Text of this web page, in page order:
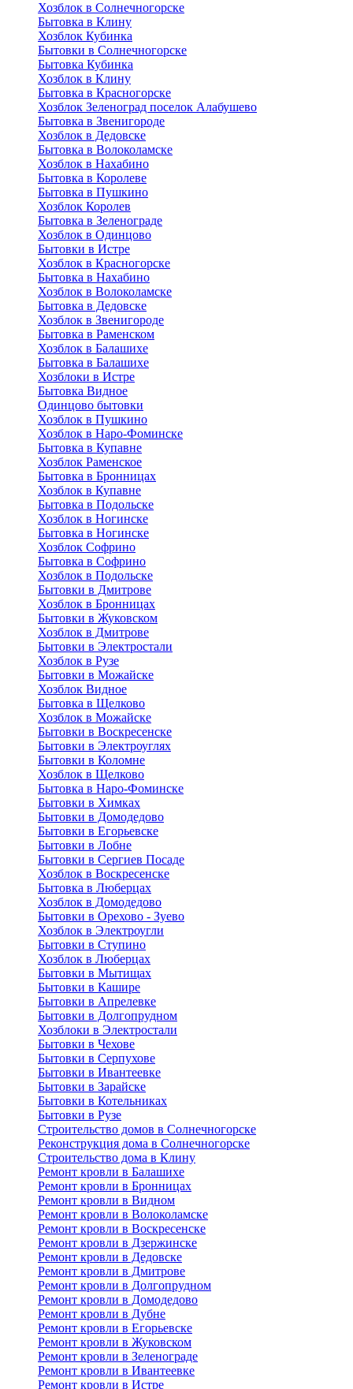
Хозблок в Солнечногорске
Бытовка в Клину
Хозблок Кубинка
Бытовки в Солнечногорске
Бытовка Кубинка
Хозблок в Клину
Бытовка в Красногорске
Хозблок Зеленоград поселок Алабушево
Бытовка в Звенигороде
Хозблок в Дедовске
Бытовка в Волоколамске
Хозблок в Нахабино
Бытовка в Королеве
Бытовкa в Пушкино
Хозблок Королев
Бытовка в Зеленограде
Хозблок в Одинцово
Бытовки в Истре
Хозблок в Красногорске
Бытовка в Нахабино
Хозблок в Волоколамске
Бытовкa в Дедовске
Хозблок в Звенигороде
Бытовка в Раменском
Хозблок в Балашихе
Бытовкa в Балашихе
Хозблоки в Истре
Бытовка Видное
Одинцово бытовки
Хозблок в Пушкино
Хозблок в Наро-Фоминске
Бытовка в Купавне
Хозблок Раменское
Бытовка в Бронницах
Хозблок в Купавне
Бытовка в Подольске
Хозблок в Ногинске
Бытовка в Ногинске
Хозблок Софрино
Бытовка в Софрино
Хозблок в Подольске
Бытовки в Дмитрове
Хозблок в Бронницах
Бытовки в Жуковском
Хозблок в Дмитрове
Бытовки в Электростали
Хозблок в Рузе
Бытовки в Можайске
Хозблок Видное
Бытовкa в Щелково
Хозблок в Можайске
Бытовки в Воскресенске
Бытовки в Электроуглях
Бытовки в Коломне
Хозблок в Щелково
Бытовка в Наро-Фоминске
Бытовки в Химках
Бытовки в Домодедово
Бытовки в Егорьевске
Бытовки в Лобне
Бытовки в Сергиев Посаде
Хозблок в Воскресенске
Бытовка в Люберцах
Хозблок в Домодедово
Бытовки в Орехово - Зуево
Хозблок в Электроугли
Бытовки в Ступино
Хозблок в Люберцах
Бытовки в Мытищах
Бытовки в Кашире
Бытовки в Апрелевке
Бытовки в Долгопрудном
Хозблоки в Электростали
Бытовки в Чехове
Бытовки в Серпухове
Бытовки в Ивантеевке
Бытовки в Зарайске
Бытовки в Котельниках
Бытовки в Рузе
Строительство домов в Солнечногорске
Реконструкция дома в Солнечногорске
Строительство дома в Клину
Ремонт кровли в Балашихе
Ремонт кровли в Бронницах
Ремонт кровли в Видном
Ремонт кровли в Волоколамске
Ремонт кровли в Воскресенске
Ремонт кровли в Дзержинске
Ремонт кровли в Дедовске
Ремонт кровли в Дмитрове
Ремонт кровли в Долгопрудном
Ремонт кровли в Домодедово
Ремонт кровли в Дубне
Ремонт кровли в Егорьевске
Ремонт кровли в Жуковском
Ремонт кровли в Зеленограде
Ремонт кровли в Ивантеевке
Ремонт кровли в Истре